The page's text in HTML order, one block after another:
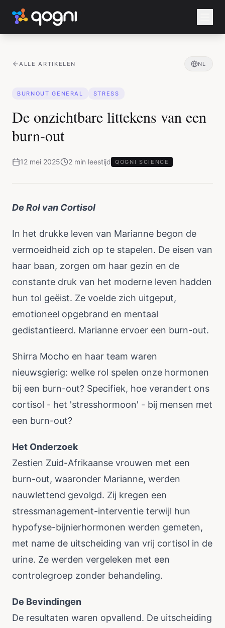
ALLE ARTIKELEN NL
BURNOUT GENERAL STRESS
De onzichtbare littekens van een
burn-out
12 mei 2025 2 min leestijd QOGNI SCIENCE
De Rol van Cortisol
In het drukke leven van Marianne begon de
vermoeidheid zich op te stapelen. De eisen van
haar baan, zorgen om haar gezin en de
constante druk van het moderne leven hadden
hun tol geëist. Ze voelde zich uitgeput,
emotioneel opgebrand en mentaal
gedistantieerd. Marianne ervoer een burn-out.
Shirra Mocho en haar team waren
nieuwsgierig: welke rol spelen onze hormonen
bij een burn-out? Specifiek, hoe verandert ons
cortisol - het 'stresshormoon' - bij mensen met
een burn-out?
Het Onderzoek
Zestien Zuid-Afrikaanse vrouwen met een
burn-out, waaronder Marianne, werden
nauwlettend gevolgd. Zij kregen een
stressmanagement-interventie terwijl hun
hypofyse-bijnierhormonen werden gemeten,
met name de uitscheiding van vrij cortisol in de
urine. Ze werden vergeleken met een
controlegroep zonder behandeling.
De Bevindingen
De resultaten waren opvallend. De uitscheiding